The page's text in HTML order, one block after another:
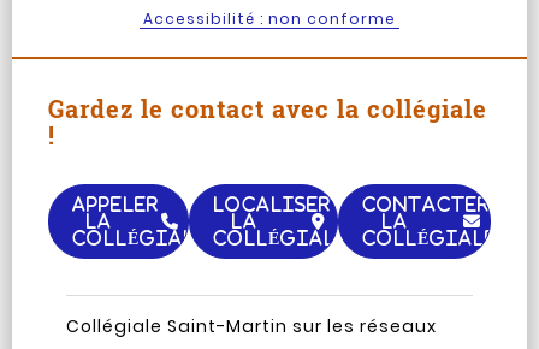
Accessibilité : non conforme
Gardez le contact avec la collégiale
!
APPELER
LA
COLLÉGIALE
LOCALISER
LA
COLLÉGIALE
CONTACTER
LA
COLLÉGIALE
Collégiale Saint-Martin sur les réseaux
Page
InstagramTripAdvisor